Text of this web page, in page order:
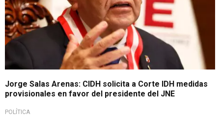
Jorge Salas Arenas: CIDH solicita a Corte IDH medidas
provisionales en favor del presidente del JNE
POLÍTICA